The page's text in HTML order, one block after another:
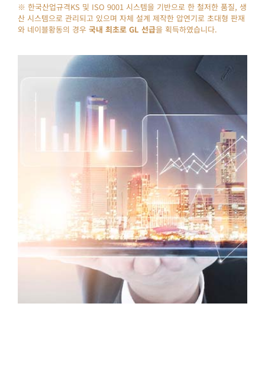
※ 한국산업규격KS 및 ISO 9001 시스템을 기반으로 한 철저한 품질, 생
산 시스템으로 관리되고 있으며 자체 설계 제작한 압연기로 초대형 판재
와 네이블황동의 경우 국내 최초로 GL 선급을 획득하였습니다.